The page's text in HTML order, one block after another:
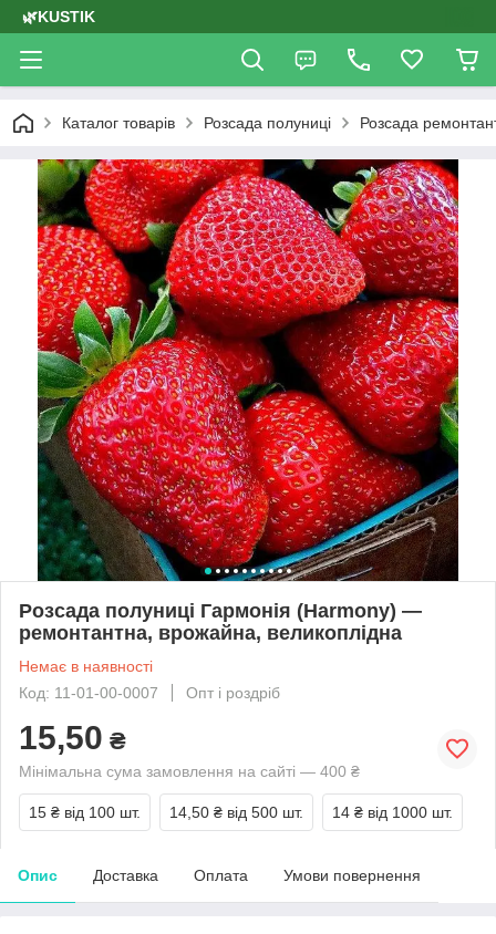
🌿KUSTIK
Каталог товарів Розсада полуниці Розсада
Розсада полуниці Гармонія (Harmony) —
ремонтантна, врожайна, великоплідна
Немає в наявності
Код: 11-01-00-0007
Опт і роздріб
15,50 ₴
Мінімальна сума замовлення на сайті — 400 ₴
15 ₴ від 100 шт. 14,50 ₴ від 500 шт. 14 ₴ від 1000 шт.
Опис Доставка Оплата Умови повернення